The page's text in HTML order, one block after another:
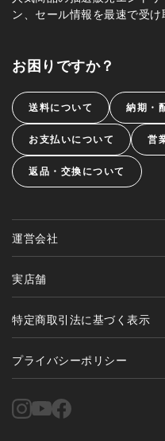
ン、セール情報を最速で受け
お困りですか？
送料について 納期・
お支払いについて 営
返品・交換について
運営会社
実店舗
特定商取引法に基づく表示
プライバシーポリシー